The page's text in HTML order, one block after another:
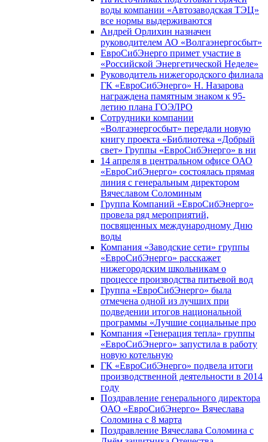
воды компании «Автозаводская ТЭЦ»
все нормы выдерживаются
Андрей Орлихин назначен
руководителем АО «Волгаэнергосбыт»
ЕвроСибЭнерго примет участие в
«Российской Энергетической Неделе»
Руководитель нижегородского филиала
ГК «ЕвроСибЭнерго» Н. Назарова
награждена памятным знаком к 95-
летию плана ГОЭЛРО
Сотрудники компании
«Волгаэнергосбыт» передали новую
книгу проекта «Библиотека «Добрый
свет» Группы «ЕвроСибЭнерго» в ни
14 апреля в центральном офисе ОАО
«ЕвроСибЭнерго» состоялась прямая
линия с генеральным директором
Вячеславом Соломиным
Группа Компаний «ЕвроСибЭнерго»
провела ряд мероприятий,
посвященных международному Дню
воды
Компания «Заводские сети» группы
«ЕвроСибЭнерго» расскажет
нижегородским школьникам о
процессе производства питьевой вод
Группа «ЕвроСибЭнерго» была
отмечена одной из лучших при
подведении итогов национальной
программы «Лучшие социальные про
Компания «Генерация тепла» группы
«ЕвроСибЭнерго» запустила в работу
новую котельную
ГК «ЕвроСибЭнерго» подвела итоги
производственной деятельности в 2014
году
Поздравление генерального директора
ОАО «ЕвроСибЭнерго» Вячеслава
Соломина с 8 марта
Поздравление Вячеслава Соломина с